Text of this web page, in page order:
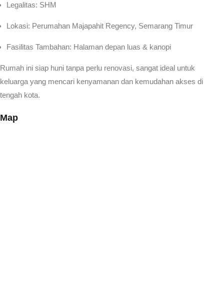
Legalitas: SHM
Lokasi: Perumahan Majapahit Regency, Semarang Timur
Fasilitas Tambahan: Halaman depan luas & kanopi
Rumah ini siap huni tanpa perlu renovasi, sangat ideal untuk
keluarga yang mencari kenyamanan dan kemudahan akses di
tengah kota.
Map